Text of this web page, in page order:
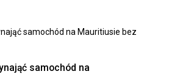
samochód na